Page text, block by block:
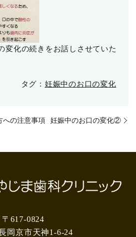
変化の続きをお話しさせていた
タグ： 妊娠中のお口の変化
への注意事項 妊娠中のお口の変化②
〒617-0824
岡京市天神1-6-24